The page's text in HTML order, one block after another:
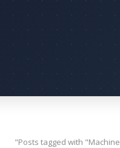
Posts tagged with "Machine"